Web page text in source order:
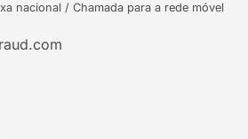
nacional / Chamada para a rede móvel